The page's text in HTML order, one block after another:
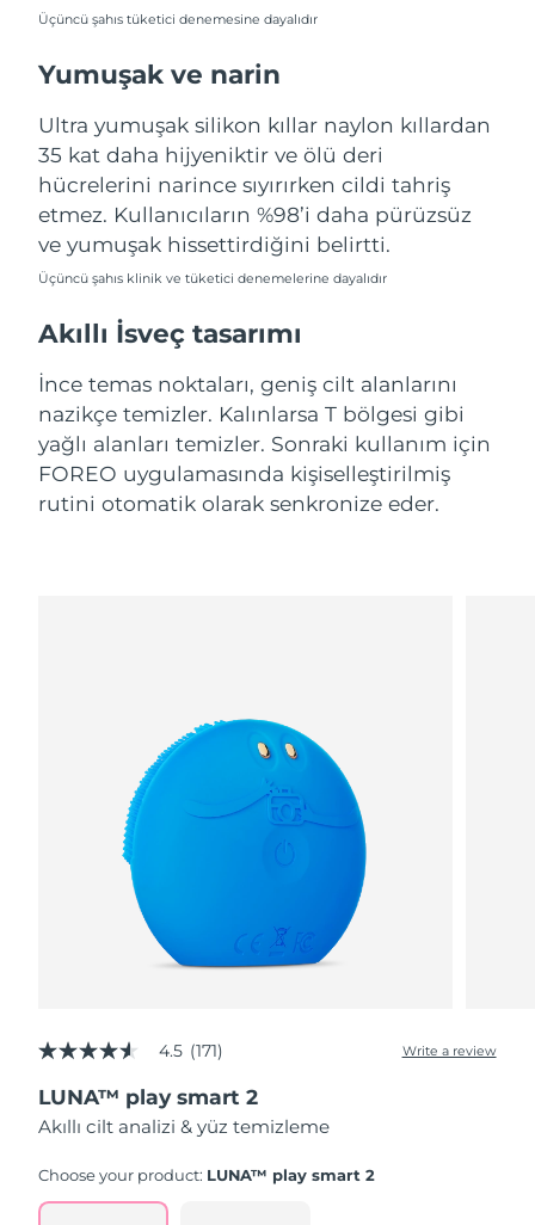
Üçüncü şahıs tüketici denemesine dayalıdır
Yumuşak ve narin
Ultra yumuşak silikon kıllar naylon kıllardan
35 kat daha hijyeniktir ve ölü deri
hücrelerini narince sıyırırken cildi tahriş
etmez. Kullanıcıların %98’i daha pürüzsüz
ve yumuşak hissettirdiğini belirtti.
Üçüncü şahıs klinik ve tüketici denemelerine dayalıdır
Akıllı İsveç tasarımı
İnce temas noktaları, geniş cilt alanlarını
nazikçe temizler. Kalınlarsa T bölgesi gibi
yağlı alanları temizler. Sonraki kullanım için
FOREO uygulamasında kişiselleştirilmiş
rutini otomatik olarak senkronize eder.
4.5
of
5
stars,
rating
Read
4.5 (171) Write a review
LUNA™ play smart 2
Akıllı cilt analizi & yüz temizleme
Choose your product: LUNA™ play smart 2
Birleşik Arap
Amerika Birleşik
Devletleri
Tahmini teslim tarihi8/12/26
Özbekistan Tahmini teslim tarihi